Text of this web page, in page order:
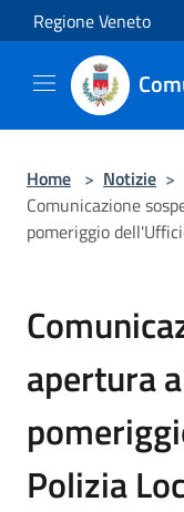
Salta al contenuto
Regione Veneto
Home > Notizie >
Comunicazione
pomeriggio
apertura
Polizia